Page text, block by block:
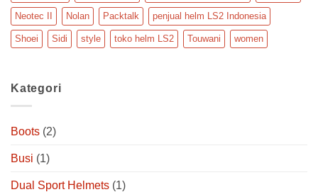
Neotec II Nolan Packtalk penjual helm LS2 Indonesia
Shoei Sidi style toko helm LS2 Touwani women
Kategori
Boots (2)
Busi (1)
Dual Sport Helmets (1)